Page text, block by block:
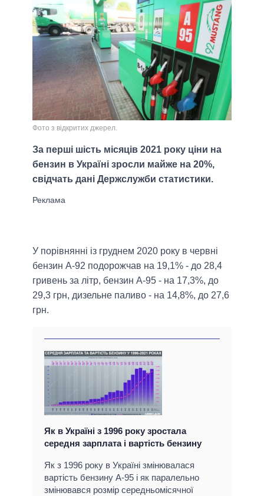
ВСІ ПЕРСОНИ
Фото з відкритих джерел.
За перші шість місяців 2021 року ціни на
бензин в Україні зросли майже на 20%,
свідчать дані Держслужби статистики.
У порівнянні із груднем 2020 року в червні
бензин А-92 подорожчав на 19,1% - до 28,4
гривень за літр, бензин А-95 - на 17,3%, до
29,3 грн, дизельне паливо - на 14,8%, до 27,6
грн.
Як в Україні з 1996 року зростала
середня зарплата і вартість бензину
Як з 1996 року в Україні змінювалася
вартість бензину А-95 і як паралельно
змінювався розмір середньомісячної